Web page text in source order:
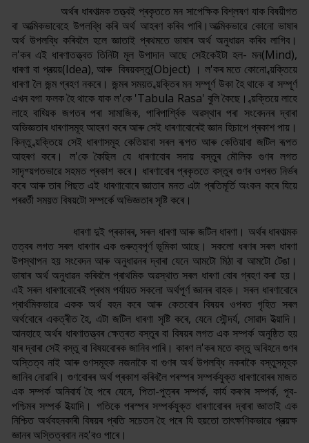
অৰ্থৰ ধাৰণাত্মক তত্ত্বই প্ৰকৃততে মন সাপেক্ষিক বিশ্লষণ যাক বিষয়ীগত
বা আত্মিকভাবেহে উপলব্ধি কৰি অৰ্থ আহৰণ কৰিব পাৰি।আত্মিকভাৱে কোনো ভাষাৰ
অৰ্থ উপলব্ধি কৰিবলৈ হলে জ্ঞাতাই প্ৰথমতে ভাষাৰ অৰ্থ অনুধাৱন কৰিব লাগিব।
ল'কৰ এই ধাৰণাতত্ত্বত তিনিটা মূল উপাদান আছে সেইকেইটা হল- মন(Mind),
ধাৰণা বা প্ৰত্য়য়(Idea), আৰু বিষয়বস্তু(Object) । ল'কৰ মতে কোনো ব্য়ক্তিয়ে
ধাৰণা লৈ জন্ম গ্ৰহণ নকৰে। জন্মৰ সময়ত ব্য়ক্তিৰ মন সম্পূৰ্ণ উকা হৈ থাকে বা সম্পূৰ্ণ
এখন বগা ফলক হৈ থাকে যাক ল'কে 'Tabula Rasa' বুলি কৈছে। ব্য়ক্তিয়ে লাহে
লাহে বাহ্য়িক জগতৰ পৰা সামাজিক, পাৰিপাৰ্শ্বিক অৱস্থাৰ পৰা সংবেদনৰ দ্বাৰা
অভিজ্ঞতাৰ ধাৰণাসমূহ আহৰণ কৰে আৰু সেই ধাৰণাবোৰেই জ্ঞান হিচাপে প্ৰকাশ পায়।
কিন্তু ব্য়ক্তিয়ে সেই ধাৰণাসমূহ কেতিয়াবা সৰল ৰূপত আৰু কেতিয়াবা জটিল ৰূপত
আহৰণ কৰে। ল'কে কৈছিল যে ধাৰণাবোৰ সদায় বস্তুৰ মৌলিক গুণৰ লগত
সাদৃশ্য়গতভাৱে সহমত প্ৰকাশ কৰে। ধাৰণাবোৰ প্ৰকৃততে বস্তুৰ গুণৰ ওপৰত নিৰ্ভৰ
কৰে আৰু তাৰ পিছত এই ধাৰণাবোৰে জ্ঞাতাৰ মনত এটা প্ৰতিমূৰ্তি অংকন কৰে যিয়ে
পৰৱৰ্তী সময়ত বিষয়টো সম্পৰ্কে অভিজ্ঞতাৰ সৃষ্টি কৰে।
ধাৰণা দুই প্ৰকাৰৰ, সৰল ধাৰণা আৰু জটিল ধাৰণা। অৰ্থৰ ধাৰণাত্মক
তত্বৰ লগত সৰল ধাৰণাৰ এক গুৰুত্বপূৰ্ণ ভূমিকা আছে। সকলো ধৰণৰ সৰল ধাৰণা
উপস্থাপন হয় সংবেদন আৰু অনুধাৱনৰ দ্বাৰা যেনে আমটো মিঠা বা আমটো টেঙা।
ভাষাৰ অৰ্থ অনুধাৱন কৰিবলৈ প্ৰাথমিক অৱস্থাত সৰল ধাৰণা বোৰ গ্ৰহণ কৰা হয়।
এই সৰল ধাৰণাবোৰেই প্ৰথম পৰ্যায়ত সকলো অৰ্থপূৰ্ণ জ্ঞানৰ বাহক। সৰল ধাৰণাবোৰে
প্ৰাৰ্থমিকভাৱে একক অৰ্থ বহন কৰে আৰু কেতবোৰ বিষয়ৰ ওপৰত গৃহিত সৰল
অৰ্থবোৰে একত্ৰীত হৈ, এটা জটিল ধাৰণা সৃষ্টি কৰে, যেনে সৌন্দৰ্য, সোৱাদ ইত্য়াদি।
আনহাহে অৰ্থৰ ধাৰণাতত্ত্বৰ ক্ষেত্ৰত বস্তুৰ বা বিষয়ৰ লগত এক সম্পৰ্ক অনুষ্ঠিত হয়
যাৰ দ্বাৰা সেই বস্তু বা বিষয়বোৰক জানিব পাৰি। কাৰণ ল'কৰ মতে বস্তু অবিহনে গুণৰ
অস্তিত্ব নাই আৰু গুণসমূহক নজনাকৈ বা গুণৰ অৰ্থ উপলব্ধি নকৰাকৈ বস্তুসমূহক
জানিব নোৱাৰি। গুণবোৰৰ অৰ্থ প্ৰকাশ কৰিবলৈ পৰস্পৰ সম্পৰ্কযুক্ত ধাৰণাবোৰৰ মাজত
এক সম্পৰ্ক অনিবাৰ্য হৈ পৰে যেনে, পিতা-পুত্ৰৰ সম্পৰ্ক, কাৰ্য কৰণৰ সম্পৰ্ক, পূব-
পশ্চিমৰ সম্পৰ্ক ইত্য়াদি। গতিকে পৰস্পৰ সম্পৰ্কযুক্ত ধাৰণাবোৰৰ দ্বাৰা জ্ঞাতাই এক
নিশ্চিত অৰ্থবহনকাৰী বিষয়ৰ প্ৰতি সচেতন হৈ পৰে যি হয়তো তাৎক্ষণিকভাৱে প্ৰত্য়ক্ষ
জ্ঞানৰ অস্তিত্ববান নহ'বও পাৰে।